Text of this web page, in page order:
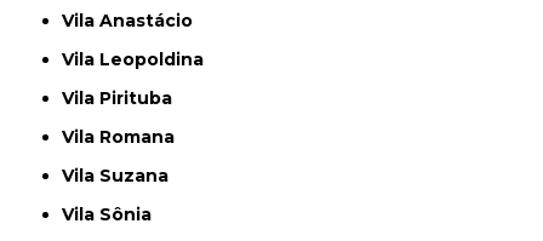
Vila Anastácio
Vila Leopoldina
Vila Pirituba
Vila Romana
Vila Suzana
Vila Sônia